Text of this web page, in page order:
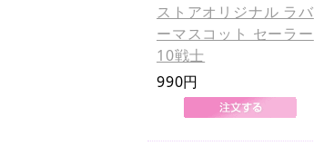
ストアオリジナル ラバ
ーマスコット セーラー
10戦士
990円